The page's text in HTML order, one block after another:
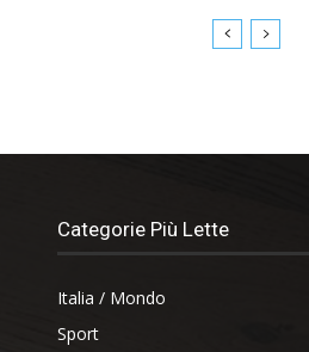
Categorie Più Lette
Italia / Mondo
Sport